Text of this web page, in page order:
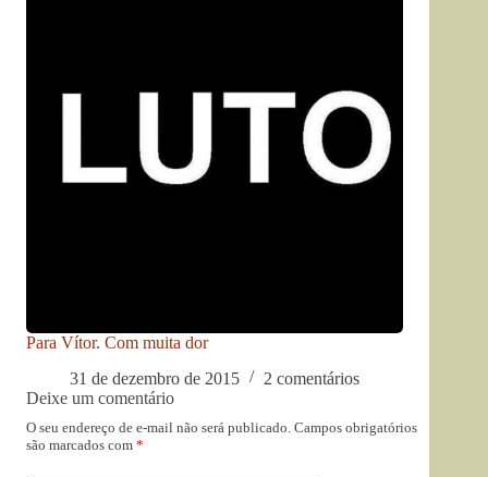
Para Vítor. Com muita dor
31 de dezembro de 2015
2 comentários
Deixe um comentário
O seu endereço de e-mail não será publicado. Campos obrigatórios
são marcados com *